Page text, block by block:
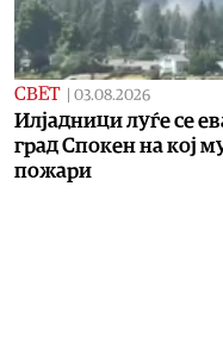
СВЕТ | 03.08.2026
Илјадници луѓе се
град Спокен на кој
пожари